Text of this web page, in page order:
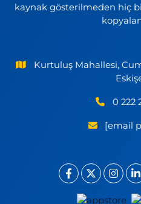
kaynak gösterilmeden hiç
Kurtuluş Mahallesi,
0 222
[email